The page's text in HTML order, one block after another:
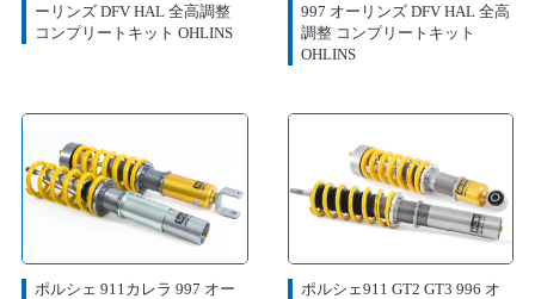
ーリンズ DFV HAL 全高調整
コンプリートキット OHLINS
997 オーリンズ DFV HAL 全高
調整 コンプリートキット
OHLINS
ポルシェ 911カレラ 997 オー
ポルシェ911 GT2 GT3 996 オ